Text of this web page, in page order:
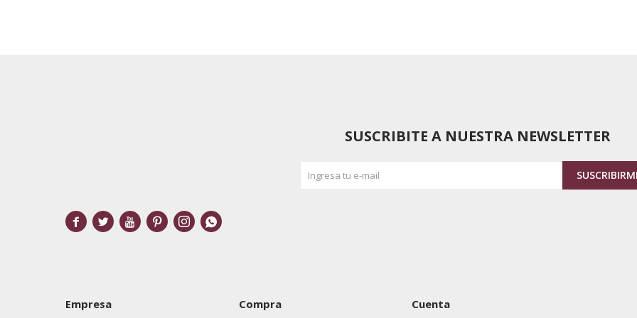
Empresa Compra Cuenta
SUSCRIBITE A NUESTRA NEWSLETTER
     